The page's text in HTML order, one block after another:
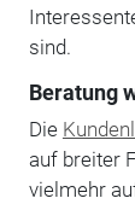
sind.
Beratung
Die
auf breiter
vielmehr